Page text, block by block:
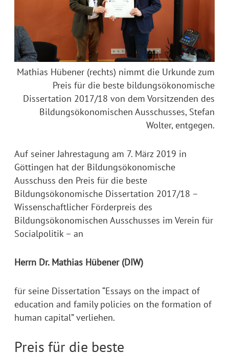
Mathias Hübener (rechts) nimmt die Urkunde zum
Preis für die beste bildungsökonomische
Dissertation 2017/18 von dem Vorsitzenden des
Bildungsökonomischen Ausschusses, Stefan
Wolter, entgegen.
Auf seiner Jahrestagung am 7. März 2019 in
Göttingen hat der Bildungsökonomische
Ausschuss den Preis für die beste
Bildungsökonomische Dissertation 2017/18 –
Wissenschaftlicher Förderpreis des
Bildungsökonomischen Ausschusses im Verein für
Socialpolitik – an
Herrn Dr. Mathias Hübener (DIW)
für seine Dissertation “Essays on the impact of
education and family policies on the formation of
human capital” verliehen.
Preis für die beste